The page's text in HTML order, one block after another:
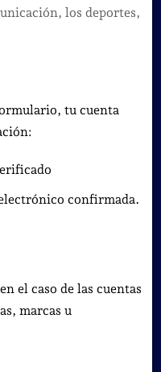
los deportes,
tu cuenta
confirmada.
el caso de las cuentas
marcas u